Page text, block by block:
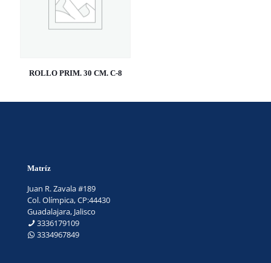
ROLLO PRIM. 30 CM. C-8
Matríz
Juan R. Zavala #189
Col. Olímpica, CP:44430
Guadalajara, Jalisco
3336179109
3334967849